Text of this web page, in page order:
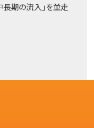
期の流入」を並走